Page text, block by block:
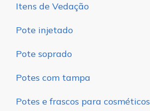
Itens de Vedação
Pote injetado
Pote soprado
Potes com tampa
Potes e frascos para cosméticos